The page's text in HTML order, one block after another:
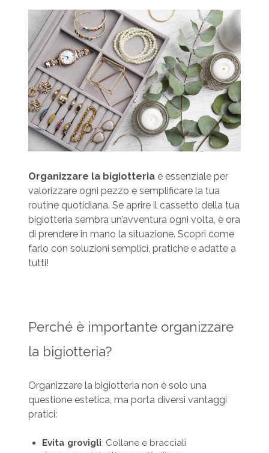
Organizzare la bigiotteriaè essenziale per
valorizzare ogni pezzo e semplificare la tua
routine quotidiana. Se aprire il cassetto della tua
bigiotteria sembra un’avventura ogni volta, è ora
di prendere in mano la situazione. Scopri come
farlo con soluzioni semplici, pratiche e adatte a
tutti!
Perché è importante organizzare
la bigiotteria?
Organizzare la bigiotteria non è solo una
questione estetica, ma porta diversi vantaggi
pratici:
Evita grovigli: Collane e bracciali